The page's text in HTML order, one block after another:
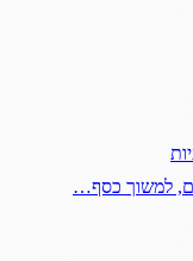
למשוך כסף…